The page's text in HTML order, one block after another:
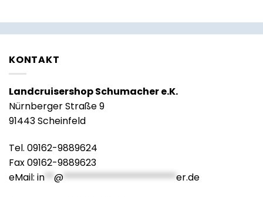
KONTAKT
Landcruisershop Schumacher e.K.
Nürnberger Straße 9
91443 Scheinfeld
Tel. 09162-9889624
Fax 09162-9889623
eMail: in**@************************er.de